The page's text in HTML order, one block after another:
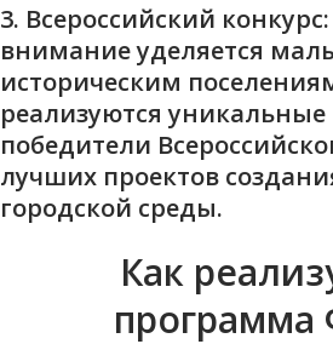
3. Всероссийский конкурс:
внимание уделяется
историческим
реализуются
победители
лучших проектов
городской среды.
Как
программа